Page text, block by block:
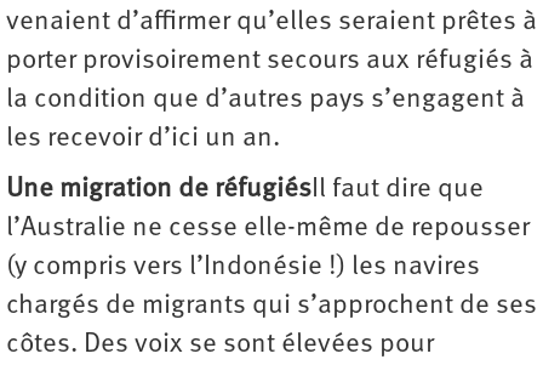
venaient d’affirmer qu’elles seraient prêtes à
porter provisoirement secours aux réfugiés à
la condition que d’autres pays s’engagent à
les recevoir d’ici un an.
Une migration de réfugiésIl faut dire que
l’Australie ne cesse elle-même de repousser
(y compris vers l’Indonésie !) les navires
chargés de migrants qui s’approchent de ses
côtes. Des voix se sont élevées pour